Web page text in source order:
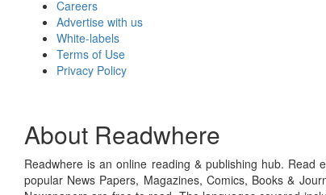
Careers
Advertise with us
White-labels
Terms of Use
Privacy Policy
About Readwhere
Readwhere is an online reading & publishing hub.
popular News Papers, Magazines, Comics, Books &